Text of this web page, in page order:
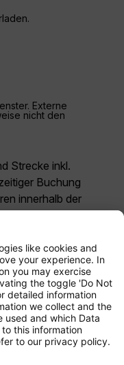
Externe
nicht den
Strecke inkl.
Buchung
innerhalb der
Bei den für die
handelt es
restriktivste
Gebühren
optionale
Allgemeinen